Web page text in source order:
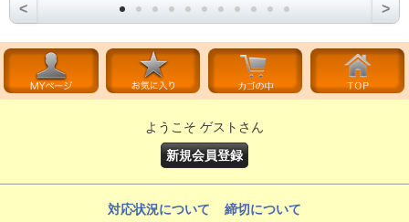
< >
ようこそ ゲストさん
新規会員登録
対応状況について 締切について